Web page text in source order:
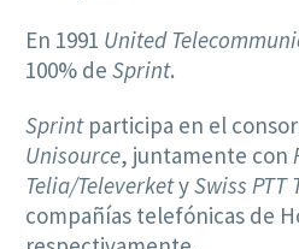
En 1991 United
100% de Sprint.
Sprintparticipa en el
Unisource, juntamente con
Telia/TeleverketySwiss PTT
compañías telefónicas de